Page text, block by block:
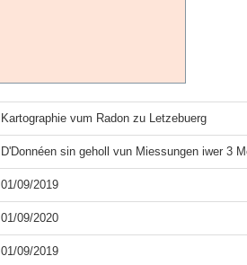
Kartographie vum Radon zu Letzebuerg
D'Donnéen sin geholl vun Miessungen iwer 3
01/09/2019
01/09/2020
01/09/2019